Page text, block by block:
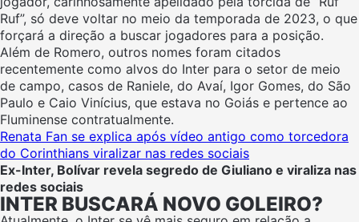
Ruf”, só deve voltar no meio da temporada de 2023, o que
forçará a direção a buscar jogadores para a posição.
Além de Romero, outros nomes foram citados
recentemente como alvos do Inter para o setor de meio
de campo, casos de Raniele, do Avaí, Igor Gomes, do São
Paulo e Caio Vinícius, que estava no Goiás e pertence ao
Fluminense contratualmente.
Renata Fan se explica após vídeo antigo como torcedora
do Corinthians viralizar nas redes sociais
Ex-Inter, Bolívar revela segredo de Giuliano e viraliza nas
redes sociais
INTER BUSCARÁ NOVO GOLEIRO?